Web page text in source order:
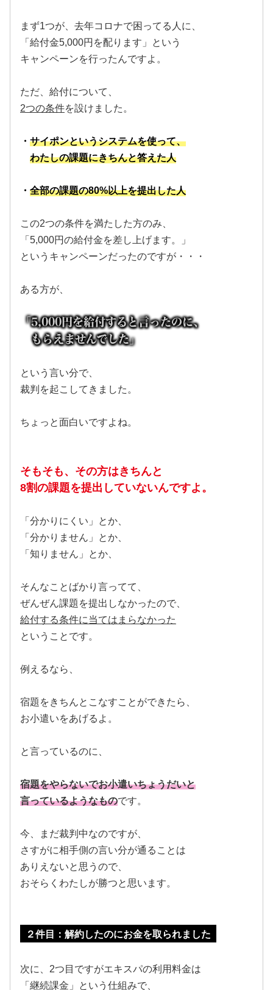
まず1つが、去年コロナで困ってる人に、
「給付金5,000円を配ります」という
キャンペーンを行ったんですよ。
ただ、給付について、
2つの条件を設けました。
・ サイポンというシステムを使って、
わたしの課題にきちんと答えた人
・ 全部の課題の80%以上を提出した人
この2つの条件を満たした方のみ、
「5,000円の給付金を差し上げます。」
というキャンペーンだったのですが・・・
ある方が、
「5,000円を給付すると言ったのに、
もらえませんでした」
という言い分で、
裁判を起こしてきました。
ちょっと面白いですよね。
そもそも、その方はきちんと
8割の課題を提出していないんですよ。
「分かりにくい」とか、
「分かりません」とか、
「知りません」とか、
そんなことばかり言ってて、
ぜんぜん課題を提出しなかったので、
給付する条件に当てはまらなかった
ということです。
例えるなら、
宿題をきちんとこなすことができたら、
お小遣いをあげるよ。
と言っているのに、
宿題をやらないでお小遣いちょうだいと
言っているようなものです。
今、まだ裁判中なのですが、
さすがに相手側の言い分が通ることは
ありえないと思うので、
おそらくわたしが勝つと思います。
２件目：解約したのにお金を取られました
次に、2つ目ですがエキスパの利用料金は
「継続課金」という仕組みで、